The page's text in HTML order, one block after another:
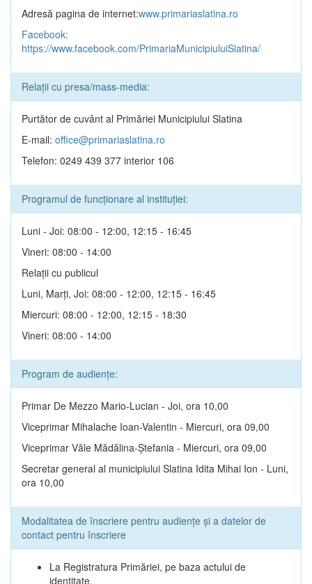
Adresă pagina de internet:www.primariaslatina.ro
Facebook:
https://www.facebook.com/PrimariaMunicipiuluiSlatina/
Relații cu presa/mass-media:
Purtător de cuvânt al Primăriei Municipiului Slatina
E-mail: office@primariaslatina.ro
Telefon: 0249 439 377 interior 106
Programul de funcționare al instituției:
Luni - Joi: 08:00 - 12:00, 12:15 - 16:45
Vineri: 08:00 - 14:00
Relații cu publicul
Luni, Marți, Joi: 08:00 - 12:00, 12:15 - 16:45
Miercuri: 08:00 - 12:00, 12:15 - 18:30
Vineri: 08:00 - 14:00
Program de audiențe:
Primar De Mezzo Mario-Lucian - Joi, ora 10,00
Viceprimar Mihalache Ioan-Valentin - Miercuri, ora 09,00
Viceprimar Văle Mădălina-Ștefania - Miercuri, ora 09,00
Secretar general al municipiului Slatina Idita Mihai Ion - Luni,
ora 10,00
Modalitatea de înscriere pentru audiențe și a datelor de
contact pentru înscriere
La Registratura Primăriei, pe baza actului de
identitate.